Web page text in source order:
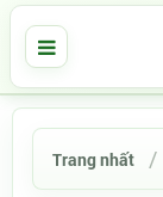
Trang nhất